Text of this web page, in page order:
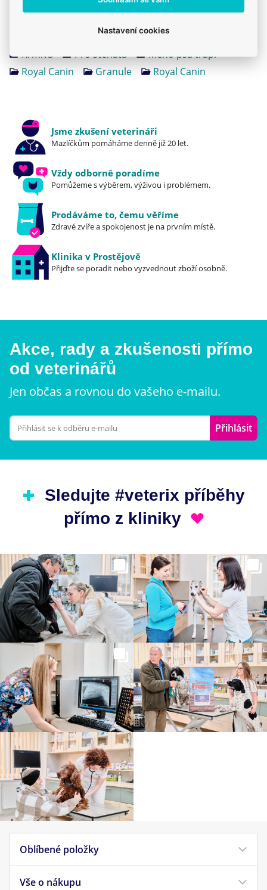
Produkt také v těchto kategoriích8
Royal Canin - Běžné krmivo
Krmiva
Pro štěňata
Mého psa trápí
Royal Canin
Granule Royal Canin
Jsme zkušení veterináři
Mazlíčkům pomáháme denně již 20 let.
Vždy odborně poradíme
Pomůžeme s výběrem, výživou i problémem.
Prodáváme to, čemu věříme
Zdravé zvíře a spokojenost je na prvním místě.
Klinika v Prostějově
Přijďte se poradit nebo vyzvednout zboží osobně.
Akce, rady a zkušenosti přímo
od veterinářů
Jen občas a rovnou do vašeho e-mailu.
Přihlásit
Sledujte #veterix příběhy
přímo z kliniky
Oblíbené položky
Krmivo pro psy
Vše o nákupu
Nastavení cookies